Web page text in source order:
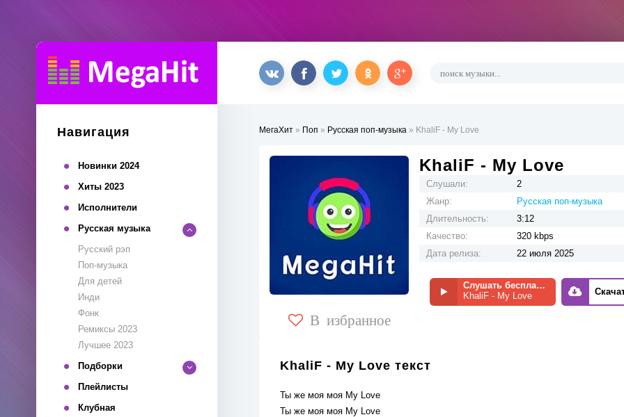
Навигация
Новинки 2024
Хиты 2023
Исполнители
Русская музыка
Русский рэп
Поп-музыка
Для детей
Инди
Фонк
Ремиксы 2023
Лучшее 2023
Подборки
Плейлисты
Клубная
МегаХит » Поп » Русская поп-музыка » KhaliF - My Love
В избранное
KhaliF - My Love
Слушали:
2
Жанр:
Русская поп-музыка
Длительность:
3:12
Качество:
320 kbps
Дата релиза:
22 июля 2025
Слушать бесплатно
KhaliF - My Love
KhaliF - My Love текст
Ты же моя моя My Love
Ты же моя моя My Love